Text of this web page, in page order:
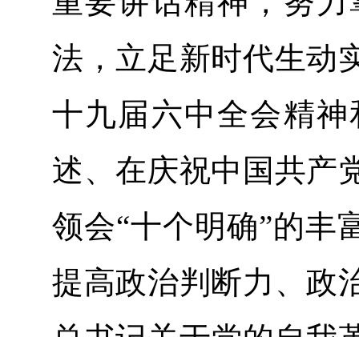
法，立足新时代生动
十九届六中全会精
述、在庆祝中国共产
领会“十个明确”的丰
提高政治判断力、政